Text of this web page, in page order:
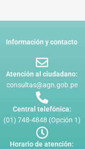
Información y contacto
Atención al ciudadano:
consultas@agn.gob.pe
Central telefónica:
(01) 748-4848 (Opción 1)
Horario de atención: